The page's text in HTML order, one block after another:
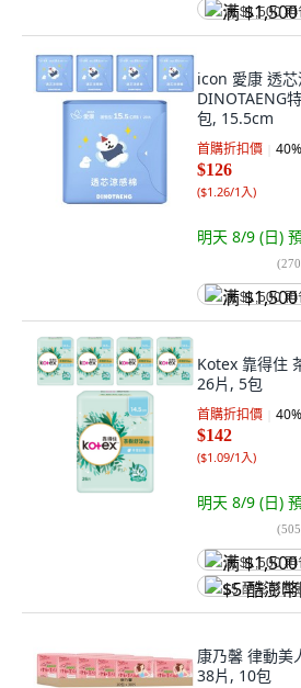
满 $1,500
icon 愛康 透
DINOTAENG
包, 15.5cm
首購折扣價 40%
$126
($1.26/1入)
明天 8/9 (日)
(270
满 $1,500
Kotex 靠得住
26片, 5包
首購折扣價 40%
$142
($1.09/1入)
明天 8/9 (日)
(505
满 $1,500
$5 酷澎幣回
康乃馨 律動美
38片, 10包